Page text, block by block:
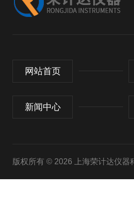
网站首页
新闻中心
版权所有 © 2026 上海荣计达仪器